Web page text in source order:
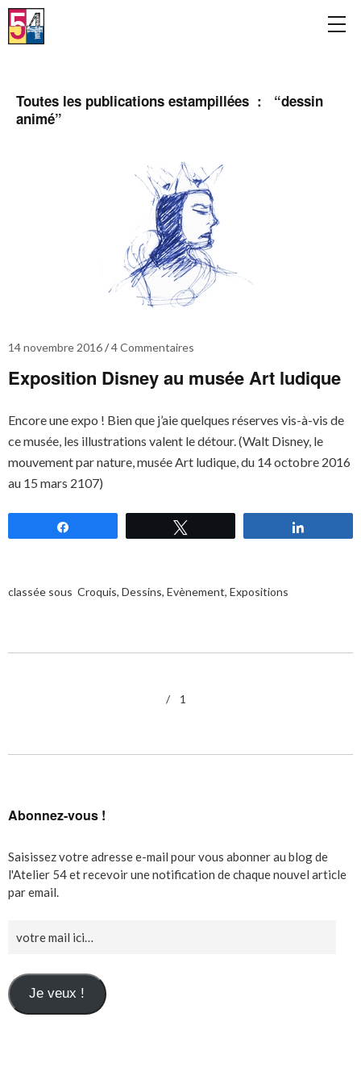
Toutes les publications estampillées : “dessin
animé”
14 novembre 2016 4 Commentaires
Exposition Disney au musée Art ludique
Encore une expo ! Bien que j’aie quelques réserves vis-à-vis de
ce musée, les illustrations valent le détour. (Walt Disney, le
mouvement par nature, musée Art ludique, du 14 octobre 2016
au 15 mars 2107)
classée sous Croquis, Dessins, Evènement, Expositions
1
Abonnez-vous !
Saisissez votre adresse e-mail pour vous abonner au blog de
l'Atelier 54 et recevoir une notification de chaque nouvel article
par email.
Je veux !